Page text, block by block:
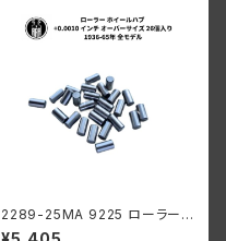
2289-25MA 9225 ローラー
ホイールハブ +0.0010 インチ